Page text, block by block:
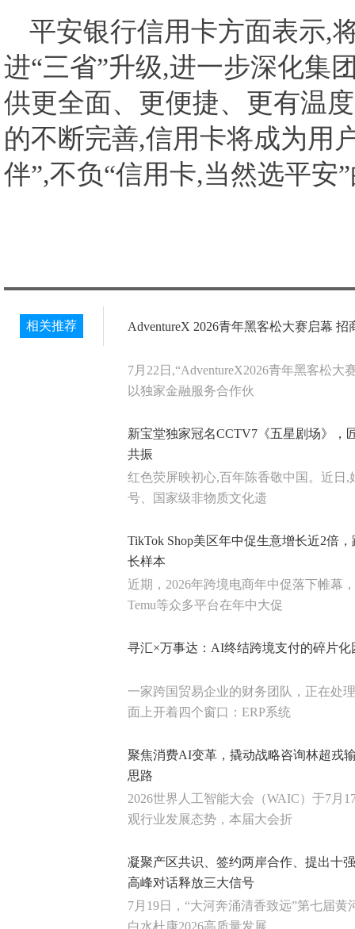
平安银行信用卡方面表示,
进“三省”升级,进一步深化集
供更全面、更便捷、更有温
的不断完善,信用卡将成为用
伴”,不负“信用卡,当然选平安
相关推荐 AdventureX 2026青年黑客松大赛启幕
7月22日,“AdventureX2026青年黑客松大
以独家金融服务合作伙
新宝堂独家冠名CCTV7《五星剧场》，
共振
红色荧屏映初心,百年陈香敬中国。近日,
号、国家级非物质文化遗
TikTok Shop美区年中促生意增长近2倍
长样本
近期，2026年跨境电商年中促落下帷幕
Temu等众多平台在年中大促
寻汇×万事达：AI终结跨境支付的碎片化
一家跨国贸易企业的财务团队，正在处
面上开着四个窗口：ERP系统
聚焦消费AI变革，撬动战略咨询林超戎
思路
2026世界人工智能大会（WAIC）于7月
观行业发展态势，本届大会折
凝聚产区共识、签约两岸合作、提出十
高峰对话释放三大信号
7月19日，“大河奔涌清香致远”第七届
白水杜康2026高质量发展